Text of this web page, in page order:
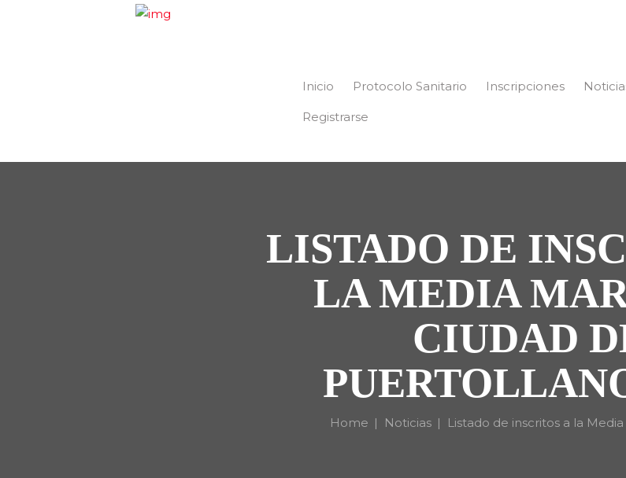
Inicio Protocolo Sanitario Inscripciones
Registrarse
LISTADO DE
LA MEDIA
CIUDAD
Home Noticias Listado de inscritos a la